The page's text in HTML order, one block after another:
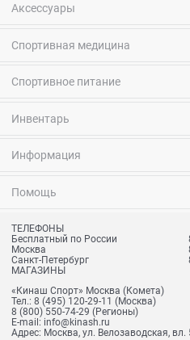
Аксессуары
Спортивная медицина
Спортивное питание
Инвентарь
Информация
Помощь
ТЕЛЕФОНЫ
Бесплатный по России
Москва
Санкт-Петербург
МАГАЗИНЫ
«Кинаш Спорт» Москва (Комета)
Тел.: 8 (495) 120-29-11 (Москва)
8 (800) 550-74-29 (Регионы)
E-mail: info@kinash.ru
Адрес: Москва, ул. Велозаводская,